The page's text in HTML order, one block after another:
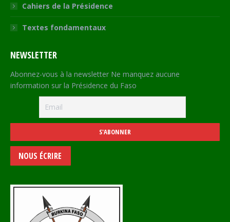
Cahiers de la Présidence
Textes fondamentaux
NEWSLETTER
Abonnez-vous à la newsletter Ne manquez aucune
information sur la Présidence du Faso
NOUS ÉCRIRE